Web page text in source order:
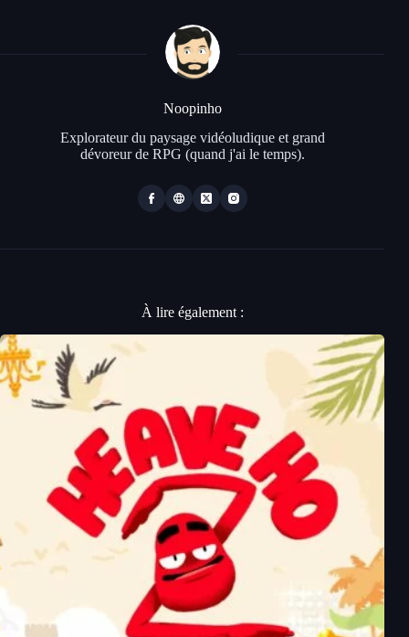
Noopinho
Explorateur du paysage vidéoludique et grand
dévoreur de RPG (quand j'ai le temps).
À lire également :